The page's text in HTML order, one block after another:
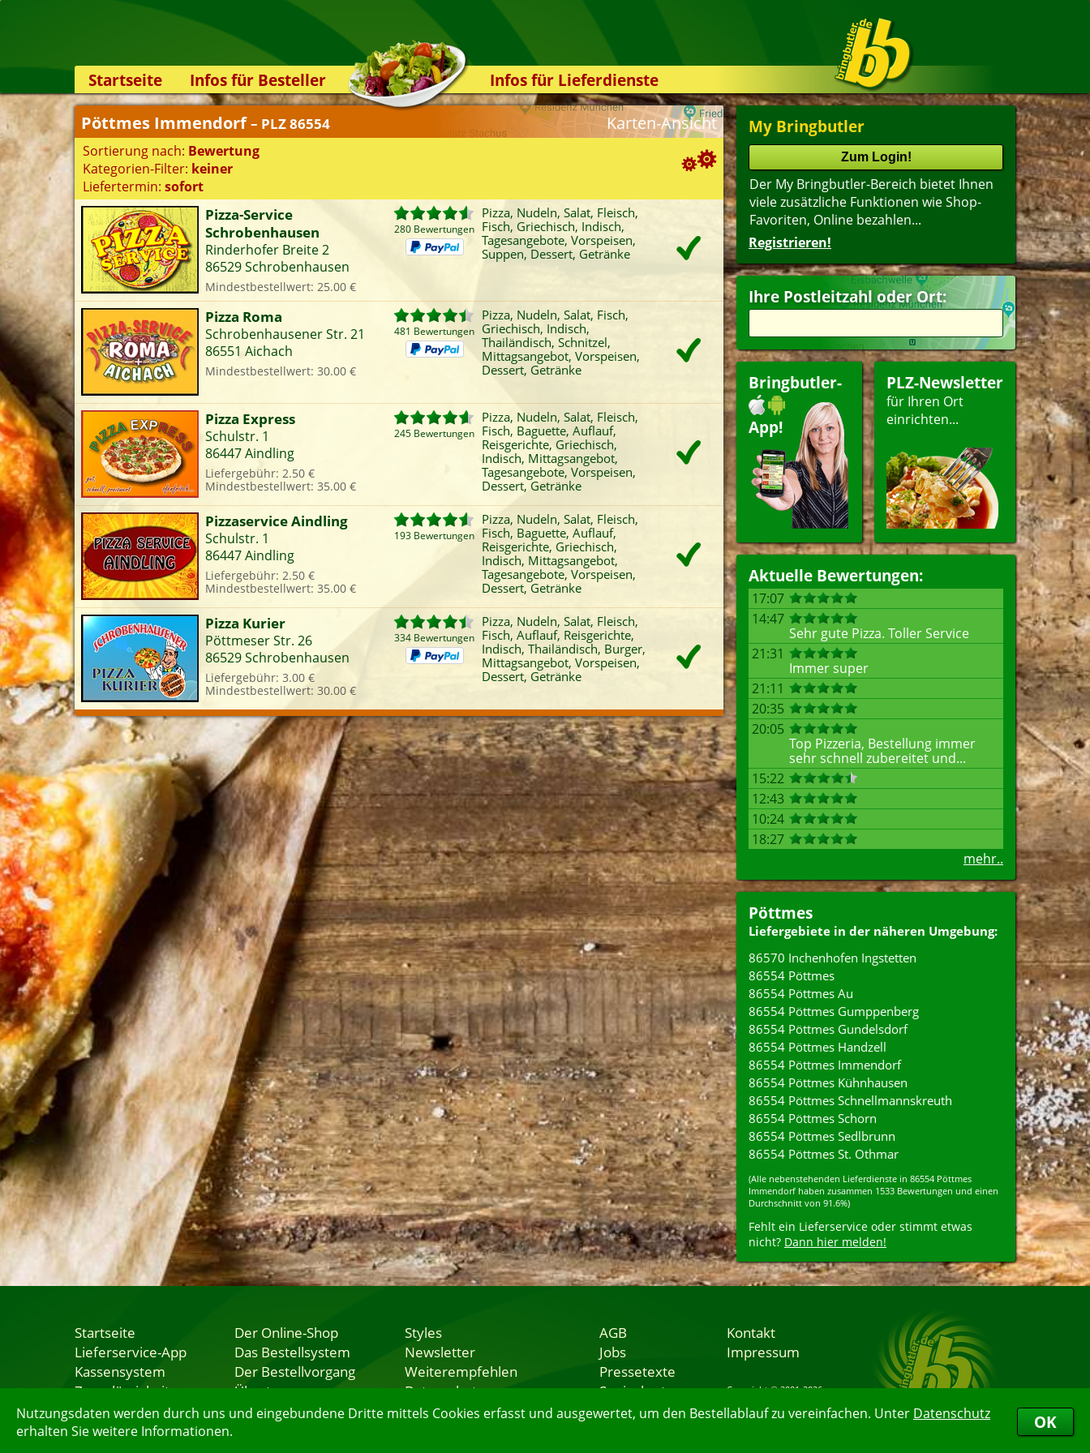
Nutzungsdaten werden durch uns und eingebundene Dritte mittels Cookies erfasst und ausgewertet, um den Bestellablauf zu vereinfachen. Unter Datenschutz
erhalten Sie weitere Informationen.
OK
Startseite
Infos für Besteller
Lieferservice-App
Weiterempfehlen
Newsletter
Sicherheit
Kontakt
Infos für Lieferdienste
Kassensystem
Zuverlässigkeit
Das Bestellsystem
Der Bestellvorgang
Übertragung
Styles
Kontakt
My Bringbutler
Der My Bringbutler-Bereich bietet Ihnen
viele zusätzliche Funktionen wie Shop-
Favoriten, Online bezahlen...
Registrieren!
Ihre Postleitzahl oder Ort:
Bringbutler-
App!
PLZ-Newsletter
für Ihren Ort
einrichten...
Aktuelle Bewertungen:
17:07
14:47
Sehr gute Pizza. Toller Service
21:31
Immer super
21:11
20:35
20:05
Top Pizzeria, Bestellung immer
sehr schnell zubereitet und...
15:22
12:43
10:24
18:27
mehr..
Pöttmes
Liefergebiete in der näheren Umgebung:
86570 Inchenhofen Ingstetten
86554 Pöttmes
86554 Pöttmes Au
86554 Pöttmes Gumppenberg
86554 Pöttmes Gundelsdorf
86554 Pöttmes Handzell
86554 Pöttmes Immendorf
86554 Pöttmes Kühnhausen
86554 Pöttmes Schnellmannskreuth
86554 Pöttmes Schorn
86554 Pöttmes Sedlbrunn
86554 Pöttmes St. Othmar
(Alle nebenstehenden Lieferdienste in 86554 Pöttmes
Immendorf haben zusammen 1533 Bewertungen und einen
Durchschnitt von 91.6%)
Fehlt ein Lieferservice oder stimmt etwas
nicht? Dann hier melden!
Suchoptionen
Sortierung:
Bewertung
Rabatt
Mindestbestellwert
Name
Alter(ältester Shop zuerst)
Kategorien-Filter:
Pizza
Nudeln
Fisch
Baguette
Auflauf
Reisgerichte
Griechisch
Indisch
Thailändisch
Schnitzel
Mittagsangebot
Tagesangebote
Vorspeisen
Dessert
Getränke
Liefertermin:
sofort
für um : Uhr bestellen
Karten-Ansicht
Pöttmes Immendorf– PLZ 86554
Sortierung nach: Bewertung
Kategorien-Filter: keiner
Liefertermin: sofort
Pizza-Service
Schrobenhausen
Rinderhofer Breite 2
86529 Schrobenhausen
Mindestbestellwert: 25.00 €
280 Bewertungen
Pizza, Nudeln, Salat, Fleisch,
Fisch, Griechisch, Indisch,
Tagesangebote, Vorspeisen,
Suppen, Dessert, Getränke
Pizza Roma
Schrobenhausener Str. 21
86551 Aichach
Mindestbestellwert: 30.00 €
481 Bewertungen
Pizza, Nudeln, Salat, Fisch,
Griechisch, Indisch,
Thailändisch, Schnitzel,
Mittagsangebot, Vorspeisen,
Dessert, Getränke
Pizza Express
Schulstr. 1
86447 Aindling
Liefergebühr: 2.50 €
Mindestbestellwert: 35.00 €
245 Bewertungen
Pizza, Nudeln, Salat, Fleisch,
Fisch, Baguette, Auflauf,
Reisgerichte, Griechisch,
Indisch, Mittagsangebot,
Tagesangebote, Vorspeisen,
Dessert, Getränke
Pizzaservice Aindling
Schulstr. 1
86447 Aindling
Liefergebühr: 2.50 €
Mindestbestellwert: 35.00 €
193 Bewertungen
Pizza, Nudeln, Salat, Fleisch,
Fisch, Baguette, Auflauf,
Reisgerichte, Griechisch,
Indisch, Mittagsangebot,
Tagesangebote, Vorspeisen,
Dessert, Getränke
Pizza Kurier
Pöttmeser Str. 26
86529 Schrobenhausen
Liefergebühr: 3.00 €
Mindestbestellwert: 30.00 €
334 Bewertungen
Pizza, Nudeln, Salat, Fleisch,
Fisch, Auflauf, Reisgerichte,
Indisch, Thailändisch, Burger,
Mittagsangebot, Vorspeisen,
Dessert, Getränke
Startseite
Lieferservice-App
Kassensystem
Zuverlässigkeit
Sicherheit
Der Online-Shop
Das Bestellsystem
Der Bestellvorgang
Übertragung
Testshop
Styles
Newsletter
Weiterempfehlen
Datenschutz
Nutzungsbedingungen
AGB
Jobs
Pressetexte
Speisekarten
Lieferservice
Kontakt
Impressum
Copyright © 2001-2026
07.08.2026 18:21:13